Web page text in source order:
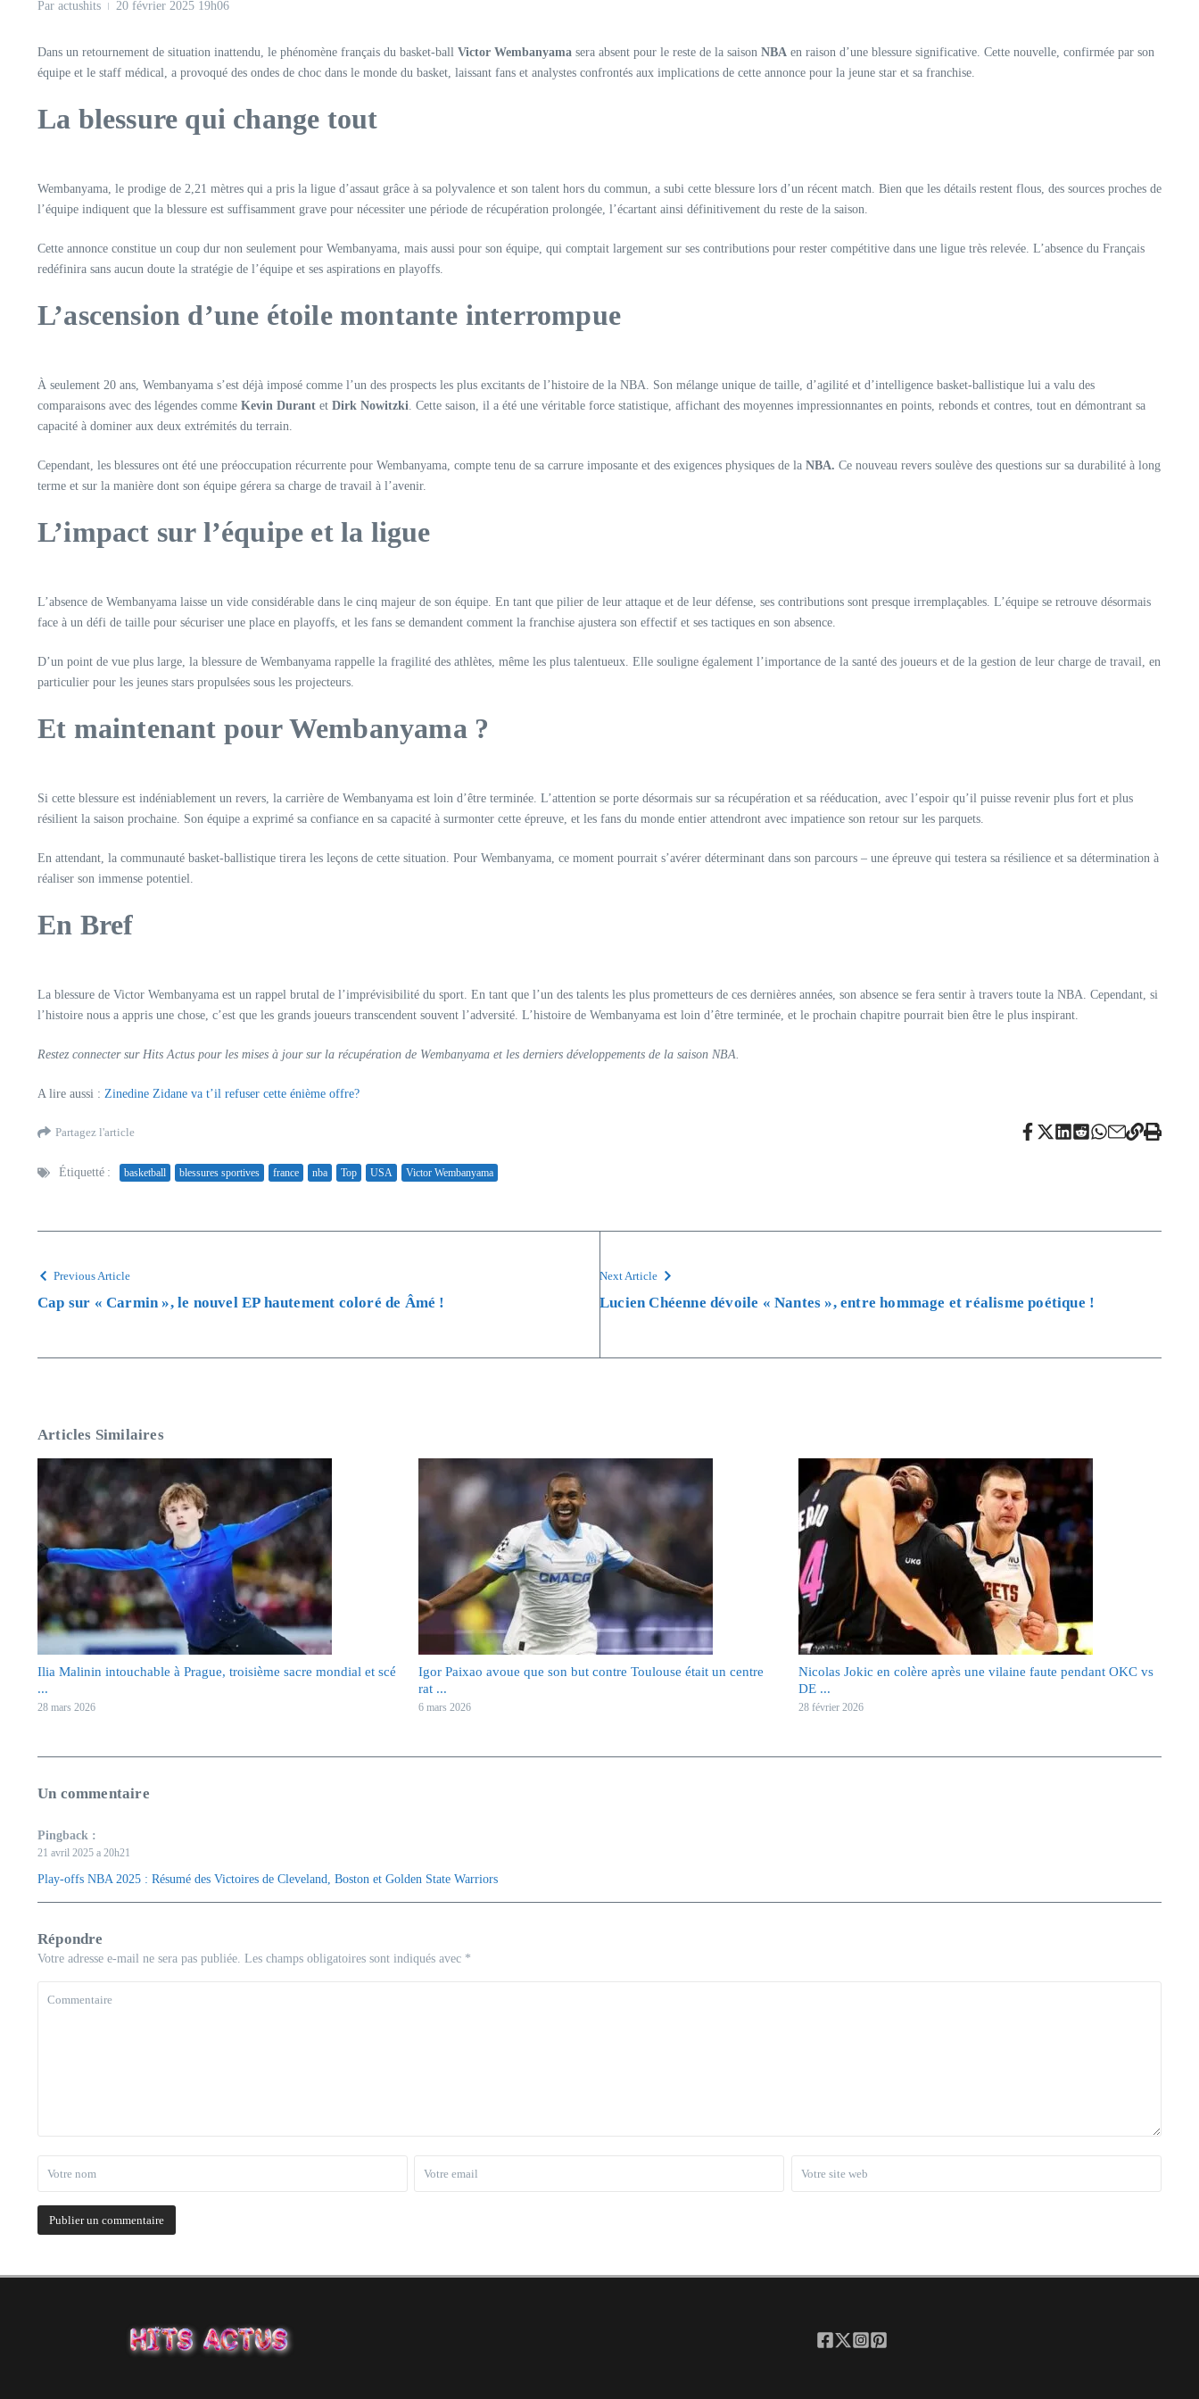
Par actushits 20 février 2025 19h06
Dans un retournement de situation inattendu, le phénomène français du basket-ball Victor Wembanyama sera absent pour le reste de la saison NBA en raison d’une blessure significative. Cette nouvelle, confirmée par son
équipe et le staff médical, a provoqué des ondes de choc dans le monde du basket, laissant fans et analystes confrontés aux implications de cette annonce pour la jeune star et sa franchise.
La blessure qui change tout
Wembanyama, le prodige de 2,21 mètres qui a pris la ligue d’assaut grâce à sa polyvalence et son talent hors du commun, a subi cette blessure lors d’un récent match. Bien que les détails restent flous, des sources proches de
l’équipe indiquent que la blessure est suffisamment grave pour nécessiter une période de récupération prolongée, l’écartant ainsi définitivement du reste de la saison.
Cette annonce constitue un coup dur non seulement pour Wembanyama, mais aussi pour son équipe, qui comptait largement sur ses contributions pour rester compétitive dans une ligue très relevée. L’absence du Français
redéfinira sans aucun doute la stratégie de l’équipe et ses aspirations en playoffs.
L’ascension d’une étoile montante interrompue
À seulement 20 ans, Wembanyama s’est déjà imposé comme l’un des prospects les plus excitants de l’histoire de la NBA. Son mélange unique de taille, d’agilité et d’intelligence basket-ballistique lui a valu des
comparaisons avec des légendes comme Kevin Durant et Dirk Nowitzki. Cette saison, il a été une véritable force statistique, affichant des moyennes impressionnantes en points, rebonds et contres, tout en démontrant sa
capacité à dominer aux deux extrémités du terrain.
Cependant, les blessures ont été une préoccupation récurrente pour Wembanyama, compte tenu de sa carrure imposante et des exigences physiques de la NBA. Ce nouveau revers soulève des questions sur sa durabilité à long
terme et sur la manière dont son équipe gérera sa charge de travail à l’avenir.
L’impact sur l’équipe et la ligue
L’absence de Wembanyama laisse un vide considérable dans le cinq majeur de son équipe. En tant que pilier de leur attaque et de leur défense, ses contributions sont presque irremplaçables. L’équipe se retrouve désormais
face à un défi de taille pour sécuriser une place en playoffs, et les fans se demandent comment la franchise ajustera son effectif et ses tactiques en son absence.
D’un point de vue plus large, la blessure de Wembanyama rappelle la fragilité des athlètes, même les plus talentueux. Elle souligne également l’importance de la santé des joueurs et de la gestion de leur charge de travail, en
particulier pour les jeunes stars propulsées sous les projecteurs.
Et maintenant pour Wembanyama ?
Si cette blessure est indéniablement un revers, la carrière de Wembanyama est loin d’être terminée. L’attention se porte désormais sur sa récupération et sa rééducation, avec l’espoir qu’il puisse revenir plus fort et plus
résilient la saison prochaine. Son équipe a exprimé sa confiance en sa capacité à surmonter cette épreuve, et les fans du monde entier attendront avec impatience son retour sur les parquets.
En attendant, la communauté basket-ballistique tirera les leçons de cette situation. Pour Wembanyama, ce moment pourrait s’avérer déterminant dans son parcours – une épreuve qui testera sa résilience et sa détermination à
réaliser son immense potentiel.
En Bref
La blessure de Victor Wembanyama est un rappel brutal de l’imprévisibilité du sport. En tant que l’un des talents les plus prometteurs de ces dernières années, son absence se fera sentir à travers toute la NBA. Cependant, si
l’histoire nous a appris une chose, c’est que les grands joueurs transcendent souvent l’adversité. L’histoire de Wembanyama est loin d’être terminée, et le prochain chapitre pourrait bien être le plus inspirant.
Restez connecter sur Hits Actus pour les mises à jour sur la récupération de Wembanyama et les derniers développements de la saison NBA.
A lire aussi : Zinedine Zidane va t’il refuser cette énième offre?
Partagez l'article
Étiquetté : basketball blessures sportives france nba Top USA Victor Wembanyama
Previous Article
Cap sur « Carmin », le nouvel EP hautement coloré de Âmé !
Next Article
Lucien Chéenne dévoile « Nantes », entre hommage et réalisme poétique !
Articles Similaires
Ilia Malinin intouchable à Prague, troisième sacre mondial et scé
...
28 mars 2026
Igor Paixao avoue que son but contre Toulouse était un centre
rat ...
6 mars 2026
Nicolas Jokic en colère après une vilaine faute pendant OKC vs
DE ...
28 février 2026
Un commentaire
Pingback :
21 avril 2025 a 20h21
Play-offs NBA 2025 : Résumé des Victoires de Cleveland, Boston et Golden State Warriors
Répondre
Votre adresse e-mail ne sera pas publiée. Les champs obligatoires sont indiqués avec *